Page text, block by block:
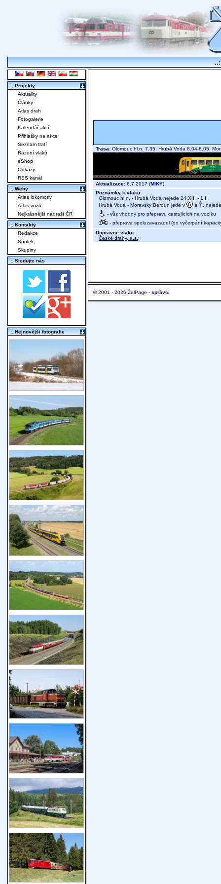
Trasa: Olomouc hl.n. 7.35, Hrubá Voda 8.04-8.05,
Aktualizace: 6.7.2017 (MIKY)
Poznámky k vlaku:
Olomouc hl.n. - Hrubá Voda nejede 24.XII. - 1.I.
Hrubá Voda - Moravský Beroun jede v
a
,
- vůz vhodný pro přepravu cestujících na vozíku
- přeprava spoluzavazadel (do vyčerpání
Dopravce vlaku:
České dráhy, a.s. ;
© 2001 - 2026 ŽelPage - správci
:. Projekty
Aktuality
Články
Atlas drah
Fotogalerie
Kalendář akcí
Přihlášky na akce
Seznam tratí
Řazení vlaků
eShop
Odkazy
RSS kanál
:. Weby
Atlas lokomotiv
Atlas vozů
Nejkrásnější nádraží ČR
:. Kontakty
Redakce
Spolek
Skupiny
:. Sledujte nás
:. Nejnovější fotografie